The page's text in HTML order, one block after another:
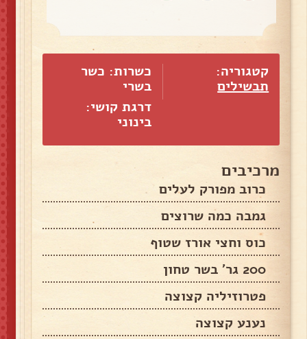
קטגוריה:
תבשילים
כשרות: כשר
בשרי
דרגת קושי:
בינוני
מרכיבים
כרוב מפורק לעלים
גמבה כמה שרוצים
כוס וחצי אורז שטוף
200 גר' בשר טחון
פטרוזיליה קצוצה
נענע קצוצה